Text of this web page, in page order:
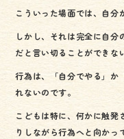
こういった場面では、自分
しかし、それは完全に自
だと言い切ることができな
行為は、「自分でやる」か
れないのです。
こどもは特に、何かに触発
りしながら行為へと向かっ